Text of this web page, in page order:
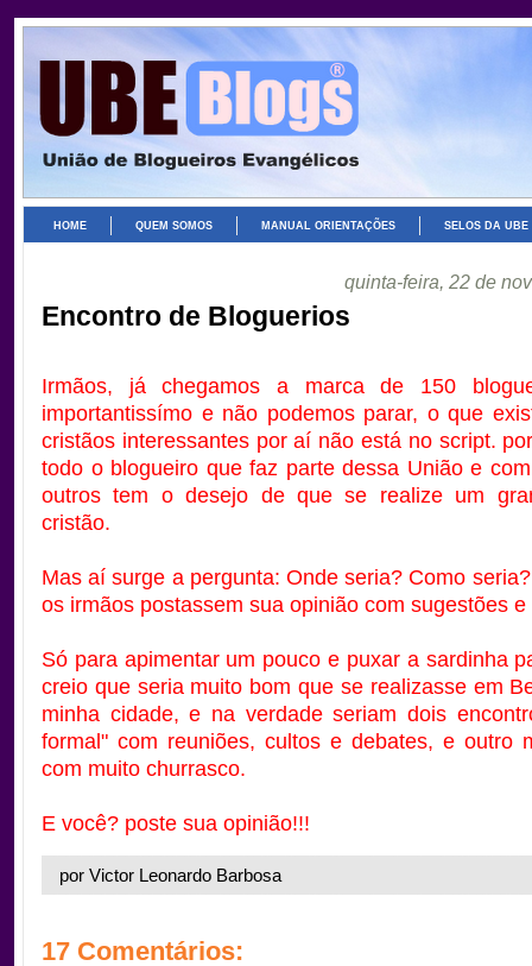
HOME QUEM SOMOS MANUAL ORIENTAÇÕES SELOS DA UBE
quinta-feira, 22 de
Encontro de Bloguerios
Irmãos, já chegamos a marca de 150
importantissímo e não podemos parar, o que
cristãos interessantes por aí não está no script.
todo o blogueiro que faz parte dessa União e
outros tem o desejo de que se realize um
cristão.
Mas aí surge a pergunta: Onde seria? Como
os irmãos postassem sua opinião com sugestões
Só para apimentar um pouco e puxar a sardinha
creio que seria muito bom que se realizasse em
minha cidade, e na verdade seriam dois
formal" com reuniões, cultos e debates, e outro
com muito churrasco.
E você? poste sua opinião!!!
por Victor Leonardo Barbosa
17 Comentários: